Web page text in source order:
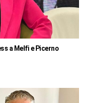
a Melfi e Picerno